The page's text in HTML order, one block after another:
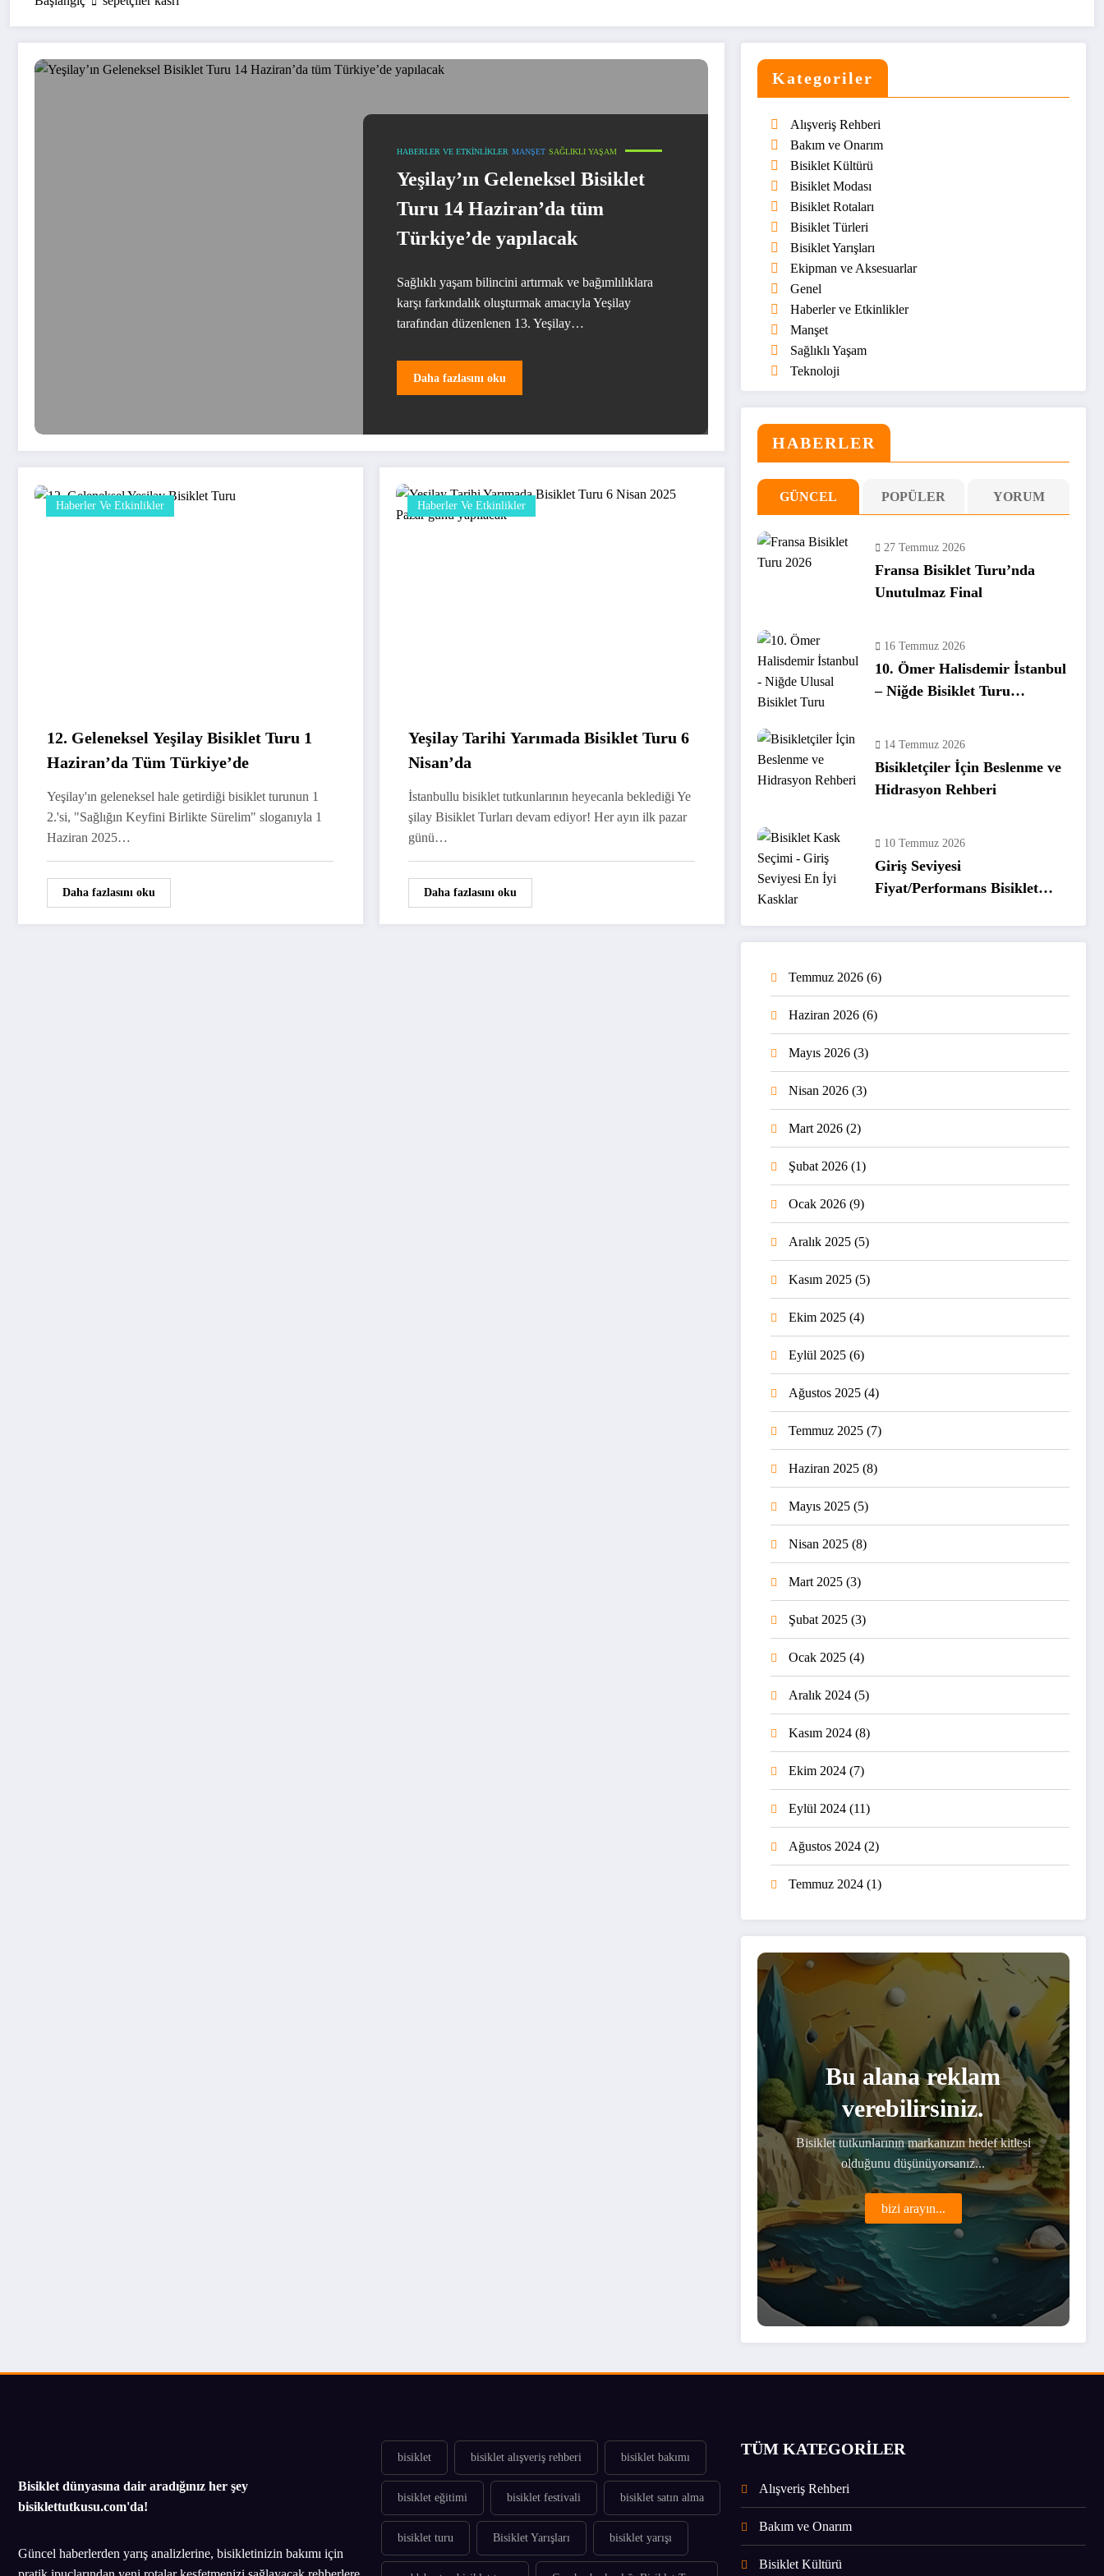
HABERLER VE ETKINLIKLER MANŞET SAĞLIKLI YAŞAM
Yeşilay’ın Geleneksel Bisiklet
Turu 14 Haziran’da tüm
Türkiye’de yapılacak
Sağlıklı yaşam bilincini artırmak ve bağımlılıklara
karşı farkındalık oluşturmak amacıyla Yeşilay
tarafından düzenlenen 13. Yeşilay…
Daha fazlasını oku
Haberler Ve Etkinlikler
12. Geleneksel Yeşilay Bisiklet Turu 1
Haziran’da Tüm Türkiye’de
Yeşilay'ın geleneksel hale getirdiği bisiklet turunun 1
2.'si, "Sağlığın Keyfini Birlikte Sürelim" sloganıyla 1
Haziran 2025…
Daha fazlasını oku
Haberler Ve Etkinlikler
Yeşilay Tarihi Yarımada Bisiklet Turu 6
Nisan’da
İstanbullu bisiklet tutkunlarının heyecanla beklediği Ye
şilay Bisiklet Turları devam ediyor! Her ayın ilk pazar
günü…
Daha fazlasını oku
Kategoriler
Alışveriş Rehberi
Bakım ve Onarım
Bisiklet Kültürü
Bisiklet Modası
Bisiklet Rotaları
Bisiklet Türleri
Bisiklet Yarışları
Ekipman ve Aksesuarlar
Genel
Haberler ve Etkinlikler
Manşet
Sağlıklı Yaşam
Teknoloji
HABERLER
GÜNCEL POPÜLER YORUM
27 Temmuz 2026
Fransa Bisiklet Turu’nda
Unutulmaz Final
16 Temmuz 2026
10. Ömer Halisdemir İstanbul
– Niğde Bisiklet Turu
14 Temmuz 2026
Bisikletçiler İçin Beslenme ve
Hidrasyon Rehberi
10 Temmuz 2026
Giriş Seviyesi
Fiyat/Performans Bisiklet
Temmuz 2026 (6)
Haziran 2026 (6)
Mayıs 2026 (3)
Nisan 2026 (3)
Mart 2026 (2)
Şubat 2026 (1)
Ocak 2026 (9)
Aralık 2025 (5)
Kasım 2025 (5)
Ekim 2025 (4)
Eylül 2025 (6)
Ağustos 2025 (4)
Temmuz 2025 (7)
Haziran 2025 (8)
Mayıs 2025 (5)
Nisan 2025 (8)
Mart 2025 (3)
Şubat 2025 (3)
Ocak 2025 (4)
Aralık 2024 (5)
Kasım 2024 (8)
Ekim 2024 (7)
Eylül 2024 (11)
Ağustos 2024 (2)
Temmuz 2024 (1)
Bu alana reklam
verebilirsiniz.
Bisiklet tutkunlarının markanızın hedef kitlesi
olduğunu düşünüyorsanız...
bizi arayın...
Bisiklet dünyasına dair aradığınız her şey
bisiklettutkusu.com'da!
Güncel haberlerden yarış analizlerine, bisikletinizin bakımı için
bisiklet bisiklet alışveriş rehberi bisiklet bakımı
bisiklet eğitimi bisiklet festivali bisiklet satın alma
bisiklet turu Bisiklet Yarışları bisiklet yarışı
TÜM KATEGORİLER
Alışveriş Rehberi
Bakım ve Onarım
Bisiklet Kültürü